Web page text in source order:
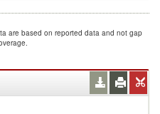
are based on reported data and not gap